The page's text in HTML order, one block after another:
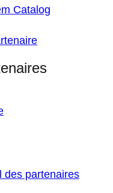
Catalog
des partenaires